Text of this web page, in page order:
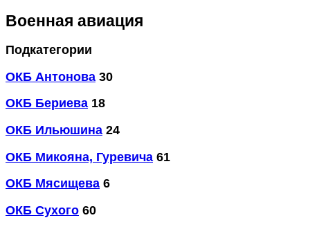
Военная авиация
Подкатегории
ОКБ Антонова 30
ОКБ Бериева 18
ОКБ Ильюшина 24
ОКБ Микояна, Гуревича 61
ОКБ Мясищева 6
ОКБ Сухого 60